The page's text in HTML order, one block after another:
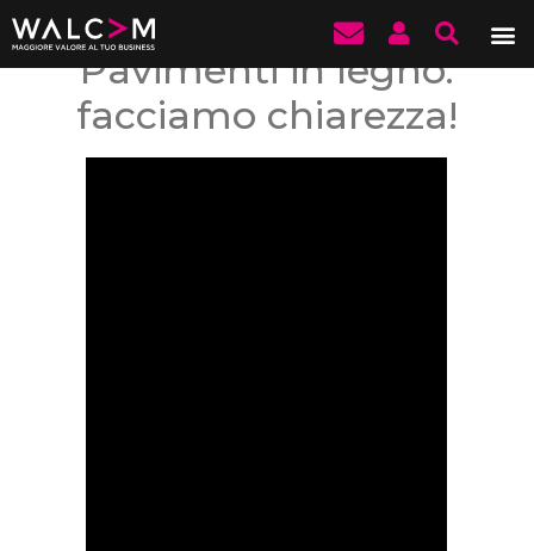
Pavimenti in legno:
facciamo chiarezza!